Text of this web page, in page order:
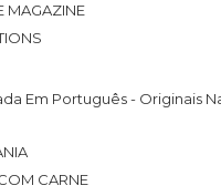
MAGAZINE
Em Português - Originais
CARNE